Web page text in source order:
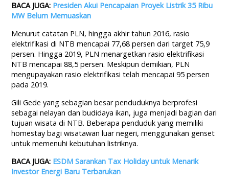
BACA JUGA: Presiden Akui Pencapaian Proyek Listrik 35 Ribu
MW Belum Memuaskan
Menurut catatan PLN, hingga akhir tahun 2016, rasio
elektrifikasi di NTB mencapai 77,68 persen dari target 75,9
persen. Hingga 2019, PLN menargetkan rasio elektrifikasi
NTB mencapai 88,5 persen. Meskipun demikian, PLN
mengupayakan rasio elektrifikasi telah mencapai 95 persen
pada 2019.
Gili Gede yang sebagian besar penduduknya berprofesi
sebagai nelayan dan budidaya ikan, juga menjadi bagian dari
tujuan wisata di NTB. Beberapa penduduk yang memiliki
homestay bagi wisatawan luar negeri, menggunakan genset
untuk memenuhi kebutuhan listriknya.
BACA JUGA: ESDM Sarankan Tax Holiday untuk Menarik
Investor Energi Baru Terbarukan